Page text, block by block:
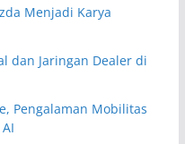
Menjadi Karya
dan Jaringan Dealer di
Pengalaman Mobilitas